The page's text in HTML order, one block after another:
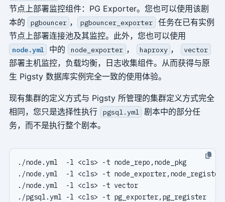
节点上部署监控组件：PG Exporter。您也可以使用该剧
本的
pgbouncer ， pgbouncer_exporter
任务在已有实例
节点上部署连接池及其监控。此外，您也可以使用
node.yml 中的 node_exporter ， haproxy ， vector
部署主机监控，负载均衡，日志收集组件。从而获得与原
生 Pigsty 数据库实例完全一致的使用体验。
现有集群的定义方式与 Pigsty 所管理的集群定义方式完全
相同，您只是选择性执行
pgsql.yml
剧本中的部分任
务，而不是执行整个剧本。
./node.yml  -l <cls> -t
./node.yml  -l <cls> -t
./node.yml  -l <cls> -t
./pgsql.yml -l <cls> -t